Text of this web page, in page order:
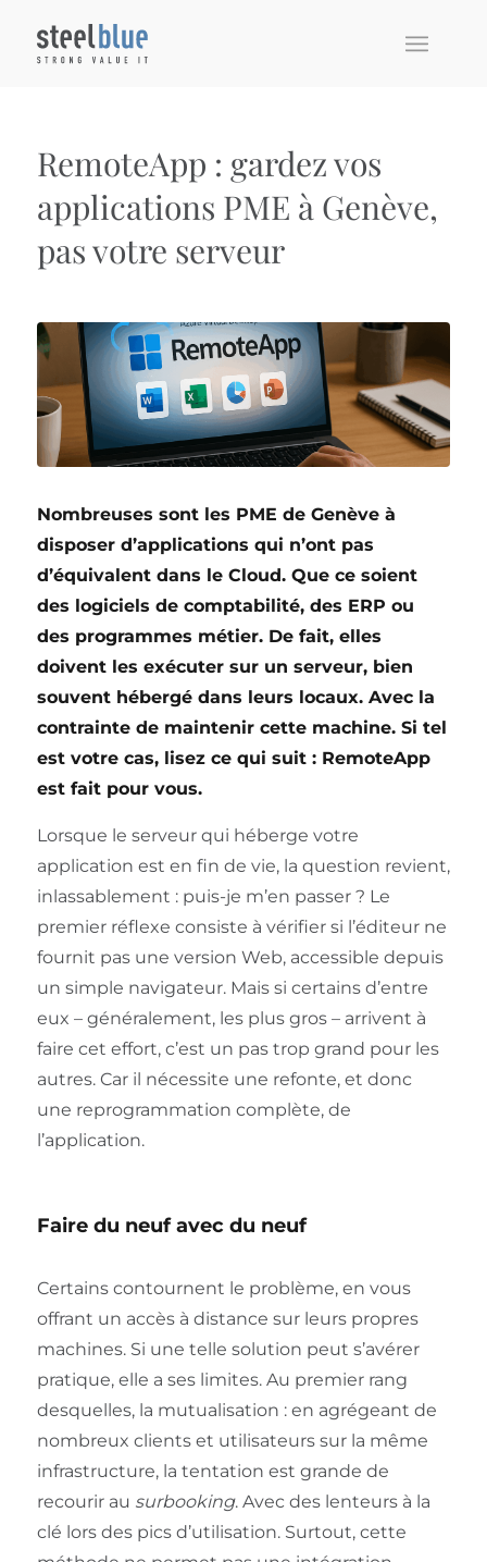
RemoteApp : gardez vos
applications PME à Genève,
pas votre serveur
Nombreuses sont les PME de Genève à
disposer d’applications qui n’ont pas
d’équivalent dans le Cloud. Que ce soient
des logiciels de comptabilité, des ERP ou
des programmes métier. De fait, elles
doivent les exécuter sur un serveur, bien
souvent hébergé dans leurs locaux. Avec la
contrainte de maintenir cette machine. Si tel
est votre cas, lisez ce qui suit : RemoteApp
est fait pour vous.
Lorsque le serveur qui héberge votre
application est en fin de vie, la question revient,
inlassablement : puis-je m’en passer ? Le
premier réflexe consiste à vérifier si l’éditeur ne
fournit pas une version Web, accessible depuis
un simple navigateur. Mais si certains d’entre
eux – généralement, les plus gros – arrivent à
faire cet effort, c’est un pas trop grand pour les
autres. Car il nécessite une refonte, et donc
une reprogrammation complète, de
l’application.
Faire du neuf avec du neuf
Certains contournent le problème, en vous
offrant un accès à distance sur leurs propres
machines. Si une telle solution peut s’avérer
pratique, elle a ses limites. Au premier rang
desquelles, la mutualisation : en agrégeant de
nombreux clients et utilisateurs sur la même
infrastructure, la tentation est grande de
recourir au surbooking. Avec des lenteurs à la
clé lors des pics d’utilisation. Surtout, cette